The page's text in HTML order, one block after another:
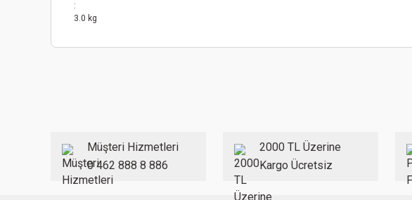
:
3.0 kg
Ürün bilgilerinde hatalar bulunuyor.
Ürün fiyatı diğer sitelerden daha pahalı.
Bu ürüne benzer farklı alternatifler olmalı.
Müşteri Hizmetleri
0 462 888 8 886
2000 TL Üzerine
Kargo Ücretsiz